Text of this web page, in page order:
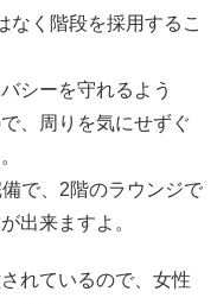
なく階段を採用するこ
シーを守れるよう
、周りを気にせずぐ
で、2階のラウンジで
出来ますよ。
れているので、女性